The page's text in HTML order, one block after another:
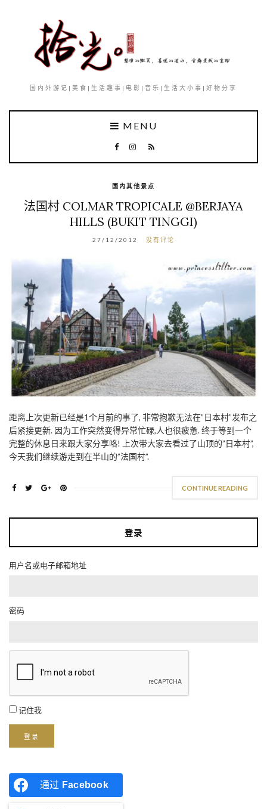
国内外游记|美食|生活趣事|电影|音乐|生活大小事|好物分享
MENU
国内其他景点
法国村 COLMAR TROPICALE @BERJAYA
HILLS (BUKIT TINGGI)
27/12/2012 没有评论
距离上次更新已经是1个月前的事了, 非常抱歉无法在”日本村”发布之
后紧接更新. 因为工作突然变得异常忙碌,人也很疲惫. 终于等到一个
完整的休息日来跟大家分享咯! 上次带大家去看过了山顶的”日本村”,
今天我们继续游走到在半山的”法国村”.
CONTINUE READING
登录
用户名或电子邮箱地址
密码
记住我
登录
通过 Facebook